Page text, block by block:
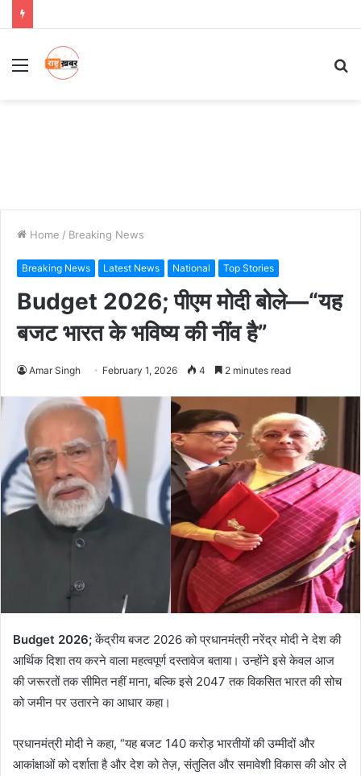
Menu
Home / Breaking News
Breaking News Latest News National Top Stories
Budget 2026; पीएम मोदी बोले—“यह
बजट भारत के भविष्य की नींव है”
Amar Singh February 1, 2026 4 2 minutes read
Budget 2026;केंद्रीय बजट 2026 को प्रधानमंत्री नरेंद्र मोदी ने देश की
आर्थिक दिशा तय करने वाला महत्वपूर्ण दस्तावेज बताया। उन्होंने इसे केवल आज
की जरूरतों तक सीमित नहीं माना, बल्कि इसे 2047 तक विकसित भारत की सोच
को जमीन पर उतारने का आधार कहा।
प्रधानमंत्री मोदी ने कहा, “यह बजट 140 करोड़ भारतीयों की उम्मीदों और
आकांक्षाओं को दर्शाता है और देश को तेज़, संतुलित और समावेशी विकास की ओर ले